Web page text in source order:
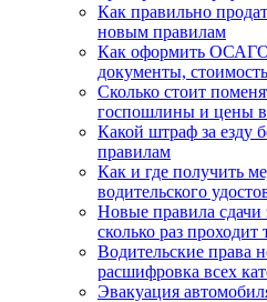
Как правильно
новым правилам
Как оформить
документы,
Сколько стоит
госпошлины и цены в
Какой штраф за езду
правилам
Как и где получить
водительского
Новые правила
сколько раз
Водительские права
расшифровка всех
Эвакуация